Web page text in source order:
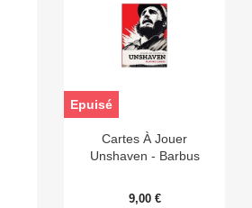
Cartes À Jouer
Unshaven - Barbus
9,00 €
Epuisé